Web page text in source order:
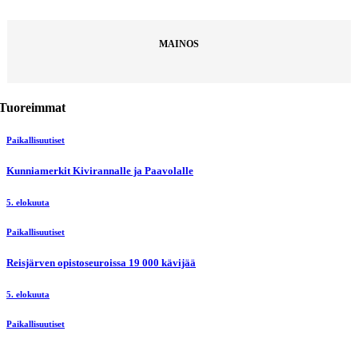
MAINOS
Paikallisuutiset
Kunniamerkit Kivirannalle ja Paavolalle
5. elokuuta
Paikallisuutiset
Reisjärven opistoseuroissa 19 000 kävijää
5. elokuuta
Paikallisuutiset